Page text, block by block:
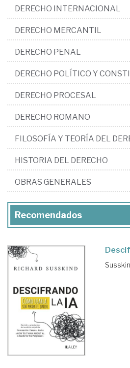
DERECHO INTERNACIONAL
DERECHO MERCANTIL
DERECHO PENAL
DERECHO POLÍTICO Y
DERECHO PROCESAL
DERECHO ROMANO
FILOSOFÍA Y TEORÍA DEL
HISTORIA DEL DERECHO
OBRAS GENERALES
Recomendados